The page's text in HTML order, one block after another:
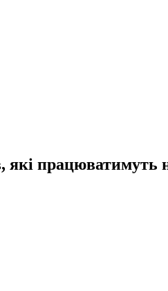
працюватимуть